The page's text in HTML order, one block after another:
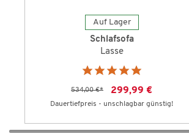
Auf Lager
Schlafsofa
Lasse
534,00 €* 299,99 €
Dauertiefpreis - unschlagbar günstig!